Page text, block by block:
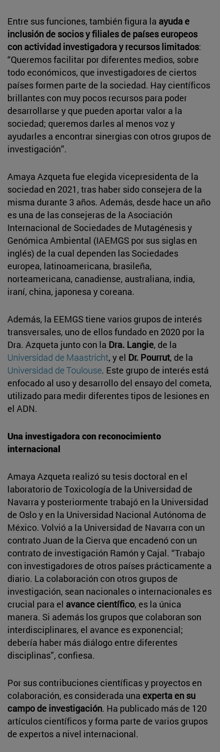
Entre sus funciones, también figura la ayuda e
inclusión de socios y filiales de países europeos
con actividad investigadora y recursos limitados:
“Queremos facilitar por diferentes medios, sobre
todo económicos, que investigadores de ciertos
países formen parte de la sociedad. Hay científicos
brillantes con muy pocos recursos para poder
desarrollarse y que pueden aportar valor a la
sociedad; queremos darles al menos voz y
ayudarles a encontrar sinergias con otros grupos de
investigación”.
Amaya Azqueta fue elegida vicepresidenta de la
sociedad en 2021, tras haber sido consejera de la
misma durante 3 años. Además, desde hace un año
es una de las consejeras de la Asociación
Internacional de Sociedades de Mutagénesis y
Genómica Ambiental (IAEMGS por sus siglas en
inglés) de la cual dependen las Sociedades
europea, latinoamericana, brasileña,
norteamericana, canadiense, australiana, india,
iraní, china, japonesa y coreana.
Además, la EEMGS tiene varios grupos de interés
transversales, uno de ellos fundado en 2020 por la
Dra. Azqueta junto con la Dra. Langie, de la
Universidad de Maastricht, y el Dr. Pourrut, de la
Universidad de Toulouse. Este grupo de interés está
enfocado al uso y desarrollo del ensayo del cometa,
utilizado para medir diferentes tipos de lesiones en
el ADN.
Una investigadora con reconocimiento
internacional
Amaya Azqueta realizó su tesis doctoral en el
laboratorio de Toxicología de la Universidad de
Navarra y posteriormente trabajó en la Universidad
de Oslo y en la Universidad Nacional Autónoma de
México. Volvió a la Universidad de Navarra con un
contrato Juan de la Cierva que encadenó con un
contrato de investigación Ramón y Cajal. “Trabajo
con investigadores de otros países prácticamente a
diario. La colaboración con otros grupos de
investigación, sean nacionales o internacionales es
crucial para el avance científico, es la única
manera. Si además los grupos que colaboran son
interdisciplinares, el avance es exponencial;
debería haber más diálogo entre diferentes
disciplinas”, confiesa.
Por sus contribuciones científicas y proyectos en
colaboración, es considerada una experta en su
campo de investigación. Ha publicado más de 120
artículos científicos y forma parte de varios grupos
de expertos a nivel internacional.